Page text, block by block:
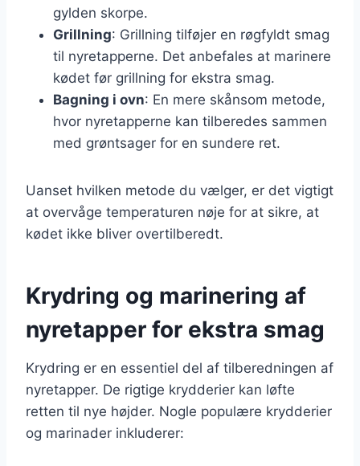
gylden skorpe.
Grillning: Grillning tilføjer en røgfyldt smag
til nyretapperne. Det anbefales at marinere
kødet før grillning for ekstra smag.
Bagning i ovn: En mere skånsom metode,
hvor nyretapperne kan tilberedes sammen
med grøntsager for en sundere ret.
Uanset hvilken metode du vælger, er det vigtigt
at overvåge temperaturen nøje for at sikre, at
kødet ikke bliver overtilberedt.
Krydring og marinering af
nyretapper for ekstra smag
Krydring er en essentiel del af tilberedningen af
nyretapper. De rigtige krydderier kan løfte
retten til nye højder. Nogle populære krydderier
og marinader inkluderer: